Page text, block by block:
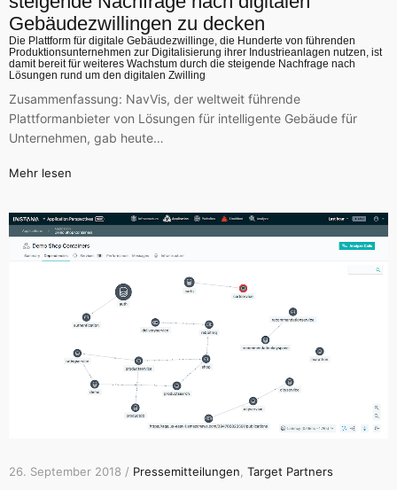
Gebäudezwillingen zu decken
Die Plattform für digitale Gebäudezwillinge, die Hunderte von führenden
Produktionsunternehmen zur Digitalisierung ihrer Industrieanlagen nutzen, ist
damit bereit für weiteres Wachstum durch die steigende Nachfrage nach
Lösungen rund um den digitalen Zwilling
Zusammenfassung: NavVis, der weltweit führende
Plattformanbieter von Lösungen für intelligente Gebäude für
Unternehmen, gab heute…
Mehr lesen
26. September 2018 / Pressemitteilungen Target Partners